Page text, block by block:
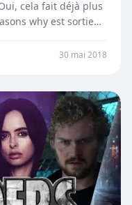
cela fait déjà plus
why est sortie…
30 mai 2018